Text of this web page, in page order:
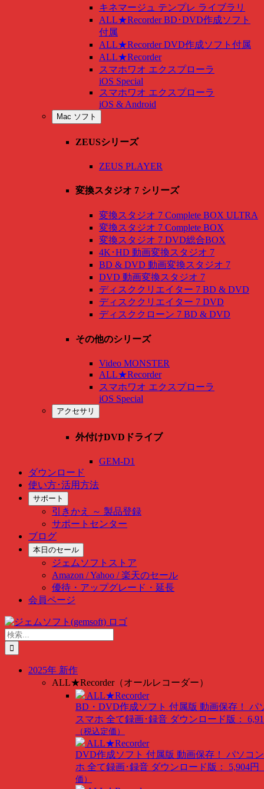
キネマージュ テンプレ ライブラリ
ALL★Recorder BD･DVD作成ソフト
付属
ALL★Recorder DVD作成ソフト付属
ALL★Recorder
スマホワオ エクスプローラ
iOS Special
スマホワオ エクスプローラ
iOS & Android
Mac ソフト
ZEUSシリーズ
ZEUS PLAYER
変換スタジオ 7 シリーズ
変換スタジオ 7 Complete BOX ULTRA
変換スタジオ 7 Complete BOX
変換スタジオ 7 DVD総合BOX
4K･HD 動画変換スタジオ 7
BD & DVD 動画変換スタジオ 7
DVD 動画変換スタジオ 7
ディスククリエイター 7 BD & DVD
ディスククリエイター 7 DVD
ディスククローン 7 BD & DVD
その他のシリーズ
Video MONSTER
ALL★Recorder
スマホワオ エクスプローラ
iOS Special
アクセサリ
外付けDVDドライブ
GEM-D1
ダウンロード
使い方･活用方法
サポート
引きかえ ～ 製品登録
サポートセンター
ブログ
本日のセール
ジェムソフトストア
Amazon / Yahoo / 楽天のセール
優待・アップグレード・延長
会員ページ
Skip
to
content
検
索
…
2025年 新作
ALL★Recorder（オールレコーダー）
ALL★Recorder
BD・DVD作成ソフト 付属版 動画保存！ パ
スマホ 全て録画･録音 ダウンロード版：
（税込定価）
ALL★Recorder
DVD作成ソフト 付属版 動画保存！ パソコ
ホ 全て録画･録音 ダウンロード版： 5,904円
価）